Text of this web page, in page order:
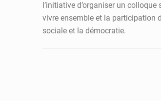
l’initiative d’organiser un
vivre ensemble et la participation
sociale et la démocratie.